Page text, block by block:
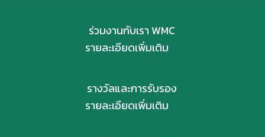
ร่วมงานกับเรา WMC
รายละเอียดเพิ่มเติม
รางวัลและการรับรอง
รายละเอียดเพิ่มเติม